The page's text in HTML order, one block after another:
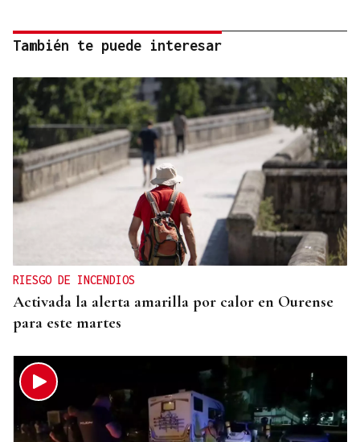
También te puede interesar
RIESGO DE INCENDIOS
Activada la alerta amarilla por calor en Ourense
para este martes